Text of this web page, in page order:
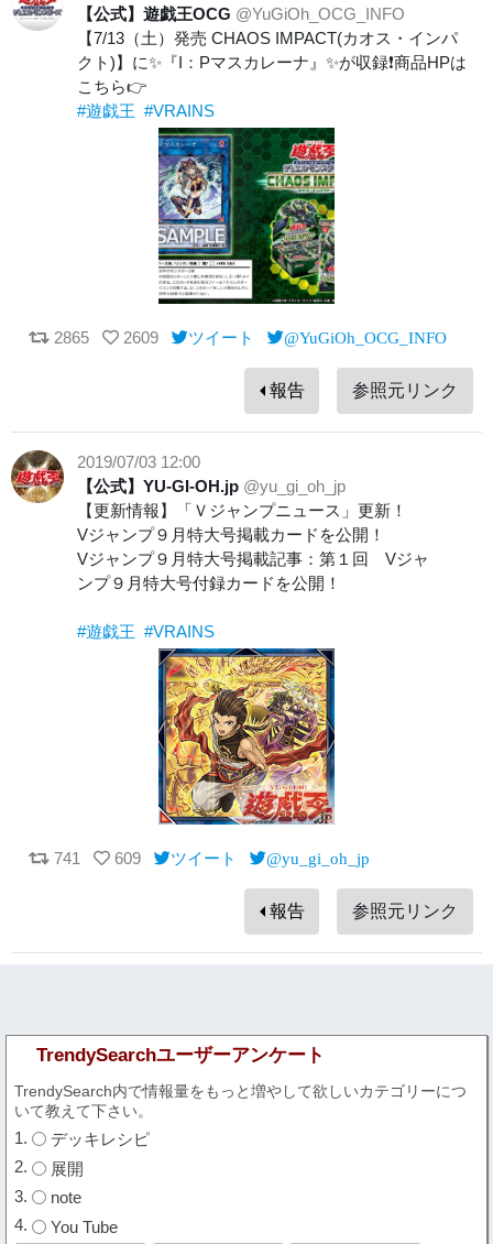
TrendySearchユーザーアンケート
TrendySearch内で情報量をもっと増やして欲しいカテゴリーにつ
いて教えて下さい。
デッキレシピ
展開
note
You Tube
【公式】遊戯王OCG @YuGiOh_OCG_INFO
【7/13（土）発売 CHAOS IMPACT(カオス・インパ
クト)】に✨『I：Pマスカレーナ』✨が収録❗️商品HPは
こちら👉
#遊戯王 #VRAINS
2865 2609 ツイート @YuGiOh_OCG_INFO
報告 参照元リンク
2019/07/03 12:00
【公式】YU-GI-OH.jp @yu_gi_oh_jp
【更新情報】「Ｖジャンプニュース」更新！
Vジャンプ９月特大号掲載カードを公開！
Vジャンプ９月特大号掲載記事：第１回 Vジャ
ンプ９月特大号付録カードを公開！
#遊戯王 #VRAINS
741 609 ツイート @yu_gi_oh_jp
報告 参照元リンク